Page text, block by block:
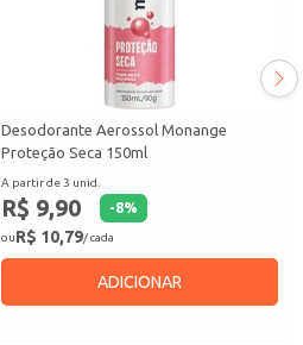
Desodorante Aerossol Monange
Proteção Seca 150ml
A partir de 3 unid.
R$ 9,90 -8%
ouR$ 10,79/ cada
ADICIONAR